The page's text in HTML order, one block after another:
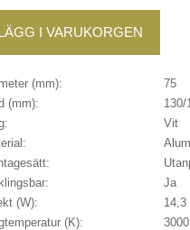
I VARUKORGEN
(mm):
75
(mm):
130/
Vit
Ja
(W):
14,3
(K):
3000